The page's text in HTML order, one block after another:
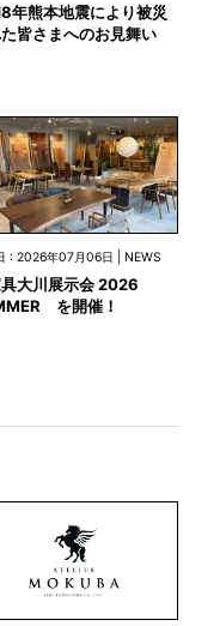
年熊本地震により被災
皆さまへのお見舞い
: 2026年07月06日 | NEWS
大川展示会 2026
を開催！